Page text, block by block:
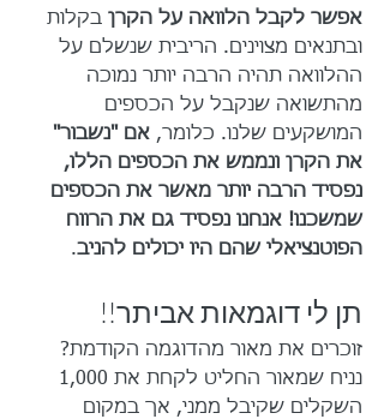
אפשר לקבל הלוואה על הקרן בקלות
ובתנאים מצוינים. הריבית שנשלם על
ההלוואה תהיה הרבה יותר נמוכה
מהתשואה שנקבל על הכספים
המושקעים שלנו. כלומר, אם "נשבור"
את הקרן ונממש את הכספים הללו,
נפסיד הרבה יותר מאשר את הכספים
שמשכנו! אנחנו נפסיד גם את הרווח
הפוטנציאלי שהם היו יכולים להניב.
תן לי דוגמאות אביתר!!
זוכרים את מאור מהדוגמה הקודמת?
השקלים שקיבל ממני, אך במקום